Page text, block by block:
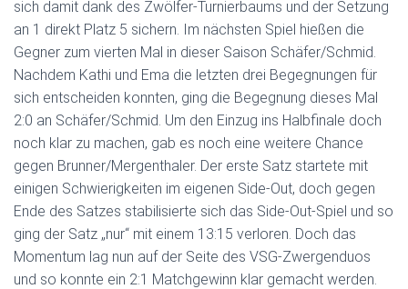
sich damit dank des Zwölfer-Turnierbaums und der Setzung
an 1 direkt Platz 5 sichern. Im nächsten Spiel hießen die
Gegner zum vierten Mal in dieser Saison Schäfer/Schmid.
Nachdem Kathi und Ema die letzten drei Begegnungen für
sich entscheiden konnten, ging die Begegnung dieses Mal
2:0 an Schäfer/Schmid. Um den Einzug ins Halbfinale doch
noch klar zu machen, gab es noch eine weitere Chance
gegen Brunner/Mergenthaler. Der erste Satz startete mit
einigen Schwierigkeiten im eigenen Side-Out, doch gegen
Ende des Satzes stabilisierte sich das Side-Out-Spiel und so
ging der Satz „nur“ mit einem 13:15 verloren. Doch das
Momentum lag nun auf der Seite des VSG-Zwergenduos
und so konnte ein 2:1 Matchgewinn klar gemacht werden.